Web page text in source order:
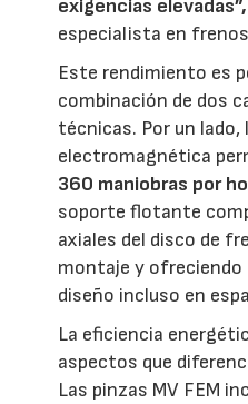
exigencias elevadas”,
especialista en
Este rendimiento es
combinación de dos
técnicas. Por un lado,
electromagnética
360 maniobras por
soporte flotante
axiales del disco de
montaje y ofreciendo
diseño incluso en
La eficiencia
aspectos que
Las pinzas MV FEM